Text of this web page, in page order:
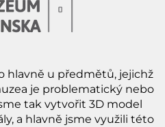
hlavně u předmětů, jejichž
je problematický nebo
tak vytvořit 3D model
a hlavně jsme využili této